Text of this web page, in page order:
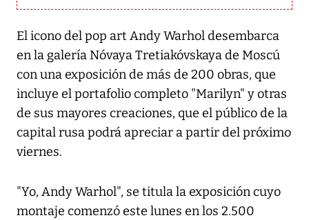
El icono del pop art Andy Warhol desembarca
en la galería Nóvaya Tretiakóvskaya de Moscú
con una exposición de más de 200 obras, que
incluye el portafolio completo "Marilyn" y otras
de sus mayores creaciones, que el público de la
capital rusa podrá apreciar a partir del próximo
viernes.
"Yo, Andy Warhol", se titula la exposición cuyo
montaje comenzó este lunes en los 2.500